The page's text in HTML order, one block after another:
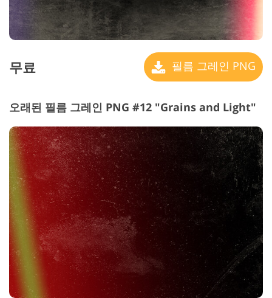
무료 필름 그레인 PNG
오래된 필름 그레인 PNG #12 "Grains and Light"